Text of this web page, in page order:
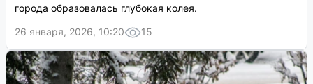
города образовалась глубокая колея.
26 января, 2026, 10:20
15